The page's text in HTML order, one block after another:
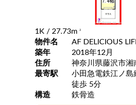
1K / 27.73m 2
物件名
AF DELICIOUS
築年
2018年12月
住所
神奈川県藤沢市湘
最寄駅
小田急電鉄江ノ島線
徒歩 5分
構造
鉄骨造